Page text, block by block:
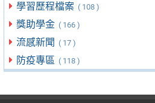
學習歷程檔案 ( 108 )
獎助學金 ( 166 )
流感新聞 ( 17 )
防疫專區 ( 118 )